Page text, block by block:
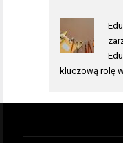
kluczową rolę